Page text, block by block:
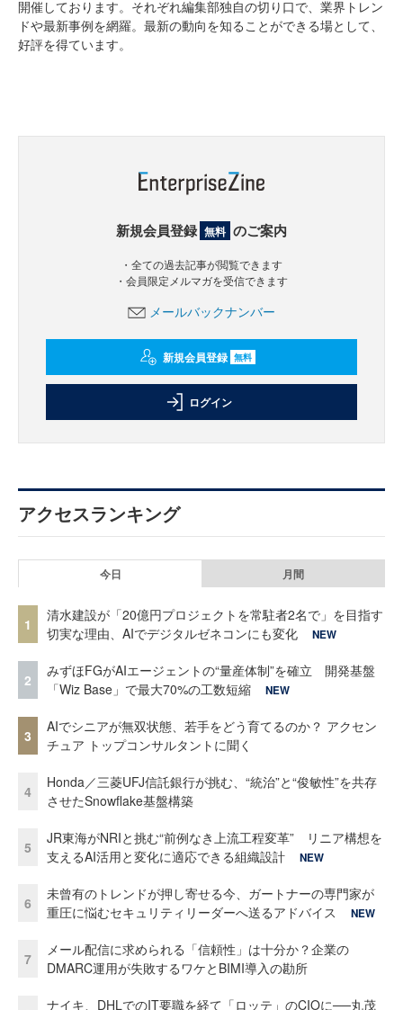
開催しております。それぞれ編集部独自の切り口で、業界トレン
ドや最新事例を網羅。最新の動向を知ることができる場として、
好評を得ています。
新規会員登録 無料 のご案内
・全ての過去記事が閲覧できます
・会員限定メルマガを受信できます
メールバックナンバー
新規会員登録 無料
ログイン
アクセスランキング
今日 月間
1
清水建設が「20億円プロジェクトを常駐者2名で」を目指す
切実な理由、AIでデジタルゼネコンにも変化
NEW
2
みずほFGがAIエージェントの“量産体制”を確立 開発基盤
「Wiz Base」で最大70%の工数短縮
NEW
3
AIでシニアが無双状態、若手をどう育てるのか？ アクセン
チュア トップコンサルタントに聞く
4
Honda／三菱UFJ信託銀行が挑む、“統治”と“俊敏性”を共存
させたSnowflake基盤構築
5
JR東海がNRIと挑む“前例なき上流工程変革” リニア構想を
支えるAI活用と変化に適応できる組織設計
NEW
6
未曾有のトレンドが押し寄せる今、ガートナーの専門家が
重圧に悩むセキュリティリーダーへ送るアドバイス
NEW
7
メール配信に求められる「信頼性」は十分か？企業の
DMARC運用が失敗するワケとBIMI導入の勘所
ナイキ、DHLでのIT要職を経て「ロッテ」のCIOに──丸茂